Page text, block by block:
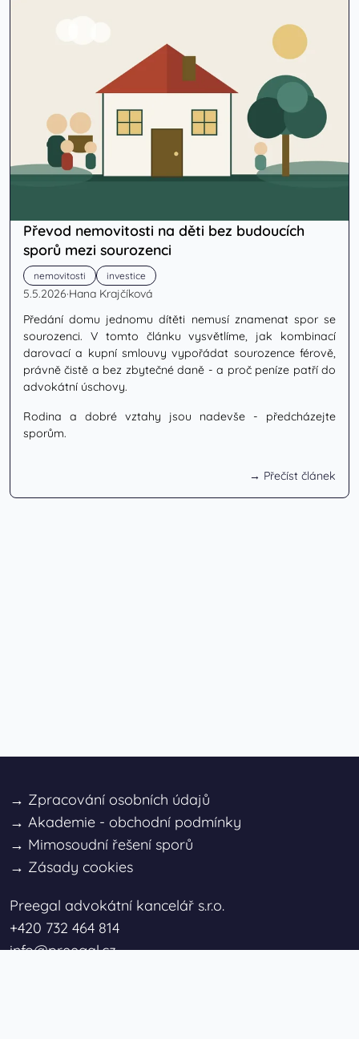
Převod nemovitosti na děti bez budoucích
sporů mezi sourozenci
nemovitosti investice
5.5.2026·Hana Krajčíková
Předání domu jednomu dítěti nemusí znamenat spor se
sourozenci. V tomto článku vysvětlíme, jak kombinací
darovací a kupní smlouvy vypořádat sourozence férově,
právně čistě a bez zbytečné daně - a proč peníze patří do
advokátní úschovy.
Rodina a dobré vztahy jsou nadevše - předcházejte
sporům.
→ Přečíst článek
Preegal advokátní kancelář s.r.o.
+420 732 464 814
info@preegal.cz
→ Zpracování osobních údajů
→ Akademie - obchodní podmínky
→ Mimosoudní řešení sporů
→ Zásady cookies